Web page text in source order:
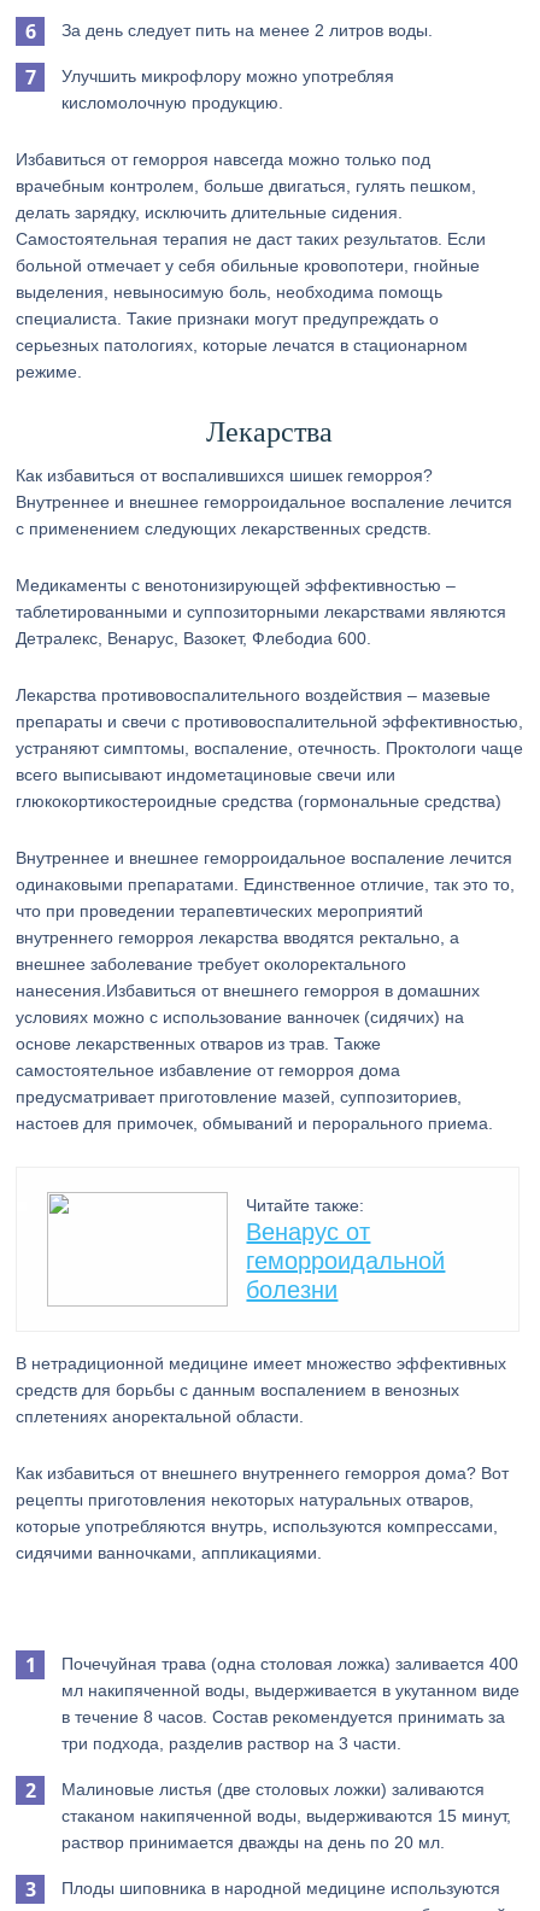
За день следует пить на менее 2 литров воды.
Улучшить микрофлору можно употребляя
кисломолочную продукцию.
Избавиться от геморроя навсегда можно только под
врачебным контролем, больше двигаться, гулять пешком,
делать зарядку, исключить длительные сидения.
Самостоятельная терапия не даст таких результатов. Если
больной отмечает у себя обильные кровопотери, гнойные
выделения, невыносимую боль, необходима помощь
специалиста. Такие признаки могут предупреждать о
серьезных патологиях, которые лечатся в стационарном
режиме.
Лекарства
Как избавиться от воспалившихся шишек геморроя?
Внутреннее и внешнее геморроидальное воспаление лечится
с применением следующих лекарственных средств.
Медикаменты с венотонизирующей эффективностью –
таблетированными и суппозиторными лекарствами являются
Детралекс, Венарус, Вазокет, Флебодиа 600.
Лекарства противовоспалительного воздействия – мазевые
препараты и свечи с противовоспалительной эффективностью,
устраняют симптомы, воспаление, отечность. Проктологи чаще
всего выписывают индометациновые свечи или
глюкокортикостероидные средства (гормональные средства)
Внутреннее и внешнее геморроидальное воспаление лечится
одинаковыми препаратами. Единственное отличие, так это то,
что при проведении терапевтических мероприятий
внутреннего геморроя лекарства вводятся ректально, а
внешнее заболевание требует околоректального
нанесения.Избавиться от внешнего геморроя в домашних
условиях можно с использование ванночек (сидячих) на
основе лекарственных отваров из трав. Также
самостоятельное избавление от геморроя дома
предусматривает приготовление мазей, суппозиториев,
настоев для примочек, обмываний и перорального приема.
Читайте также:
Венарус от
геморроидальной
болезни
В нетрадиционной медицине имеет множество эффективных
средств для борьбы с данным воспалением в венозных
сплетениях аноректальной области.
Как избавиться от внешнего внутреннего геморроя дома? Вот
рецепты приготовления некоторых натуральных отваров,
которые употребляются внутрь, используются компрессами,
сидячими ванночками, аппликациями.
Почечуйная трава (одна столовая ложка) заливается 400
мл накипяченной воды, выдерживается в укутанном виде
в течение 8 часов. Состав рекомендуется принимать за
три подхода, разделив раствор на 3 части.
Малиновые листья (две столовых ложки) заливаются
стаканом накипяченной воды, выдерживаются 15 минут,
раствор принимается дважды на день по 20 мл.
Плоды шиповника в народной медицине используются